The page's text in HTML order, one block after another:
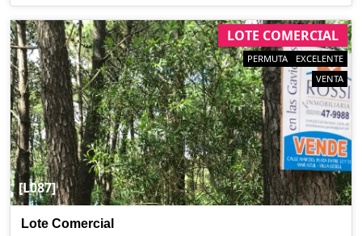
[L087]
LOTE COMERCIAL
EXCELENTE
PERMUTA
VENTA
Lote Comercial